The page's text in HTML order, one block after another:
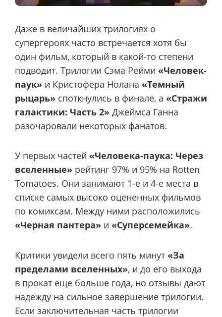
Даже в величайших трилогиях о
супергероях часто встречается хотя бы
один фильм, который в какой-то степени
подводит. Трилогии Сэма Рейми «Человек-
паук» и Кристофера Нолана «Темный
рыцарь» споткнулись в финале, а «Стражи
галактики: Часть 2» Джеймса Ганна
разочаровали некоторых фанатов.
У первых частей «Человека-паука: Через
вселенные» рейтинг 97% и 95% на Rotten
Tomatoes. Они занимают 1-е и 4-е места в
списке самых высоко оцененных фильмов
по комиксам. Между ними расположились
«Черная пантера» и «Суперсемейка».
Критики увидели всего пять минут «За
пределами вселенных», и до его выхода
в прокат еще больше года, но отзывы дают
надежду на сильное завершение трилогии.
Если заключительная часть трилогии